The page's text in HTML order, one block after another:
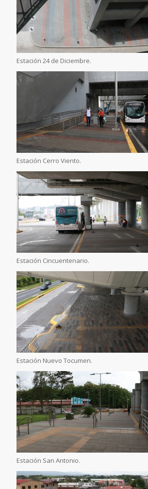
Estación 24 de Diciembre.
Estación Cerro Viento.
Estación Cincuentenario.
Estación Nuevo Tocumen.
Estación San Antonio.